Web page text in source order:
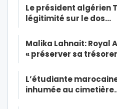
Le président algérien
légitimité sur le dos…
Malika Lahnait: Royal
« préserver sa
L’étudiante
inhumée au